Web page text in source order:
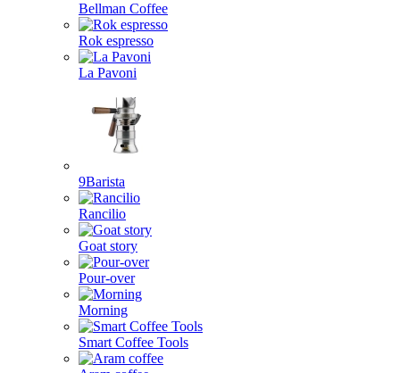
Bellman Coffee
Rok espresso
La Pavoni
9Barista
Rancilio
Goat story
Pour-over
Morning
Smart Coffee Tools